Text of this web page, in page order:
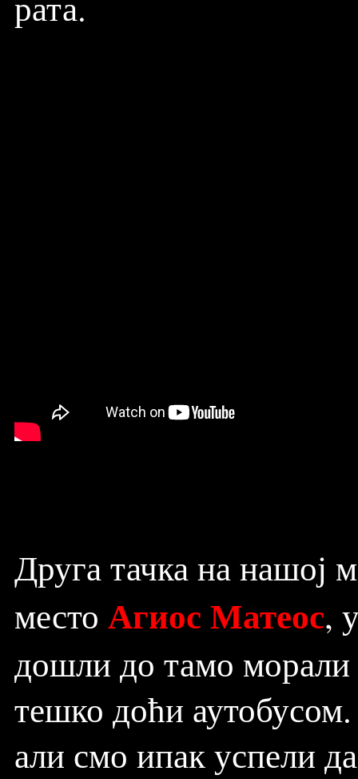
Друга тачка на нашој
место Агиос Матеос,
дошли до тамо морали
тешко доћи
али смо ипак успели